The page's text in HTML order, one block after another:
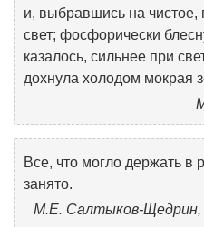
и, выбравшись на чистое,
свет; фосфорически
казалось, сильнее при
дохнула холодом мокрая
Все, что могло держать в
занято.
М.Е. Салтыков-Щедрин,